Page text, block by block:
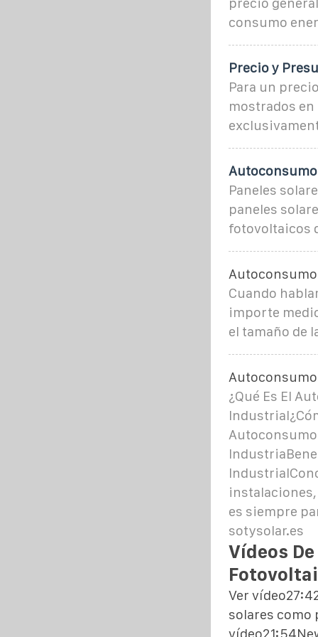
consumo
Precio y
Para un
mostrados
Paneles
paneles
fotovoltaicos
Cuando
importe
el tamaño de
¿Qué Es El
es siempre
sotysolar.es
Vídeos
Ver
solares como